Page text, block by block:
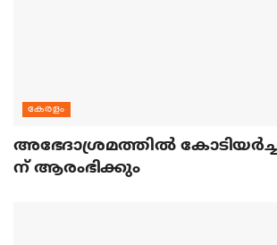
കേരളം
അഭേദാശ്രമത്തില്‍
ന് ആരംഭിക്കും